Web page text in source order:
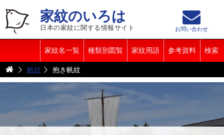
家紋のいろは
日本の家紋に関する情報サイト
家紋名一覧 種類別図覧 家紋用語 参考資料 検索
お問い合わせ
帆紋 抱き帆紋